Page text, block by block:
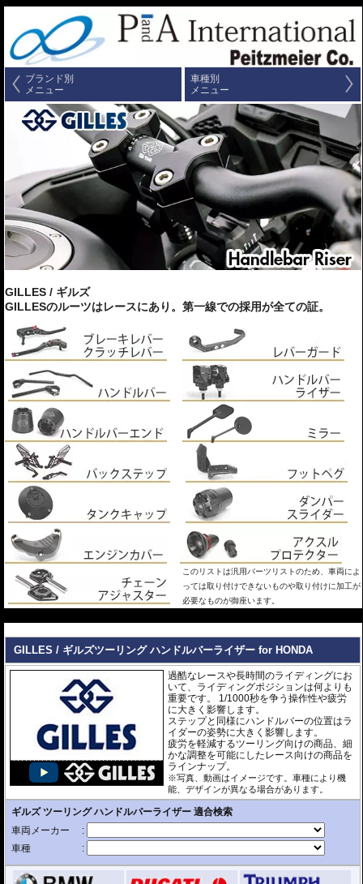
ブランド別
メニュー
車種別
メニュー
GILLES / ギルズ
GILLESのルーツはレースにあり。第一線での採用が全ての証。
このリストは汎用パーツリストのため、車両によ
っては取り付けできないものや取り付けに加工が
必要なものが御座います。
GILLES / ギルズツーリング ハンドルバーライザー for HONDA
過酷なレースや長時間のライディングにお
いて、ライディングポジションは何よりも
重要です。 1/1000秒を争う操作性や疲労
に大きく影響します。
ステップと同様にハンドルバーの位置はラ
イダーの姿勢に大きく影響します。
疲労を軽減するツーリング向けの商品、細
かな調整を可能にしたレース向けの商品を
ラインナップ。
※写真、動画はイメージです。車種により機
能、デザインが異なる場合があります。